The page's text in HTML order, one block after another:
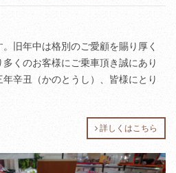
旧年中は格別のご愛顧を賜り厚く
くのお客様にご乗車頂き誠にあり
辛丑（かのとうし）、皆様にとり
詳しくはこちら